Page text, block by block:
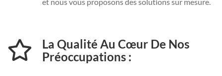
La Qualité Au Cœur De Nos
Préoccupations :